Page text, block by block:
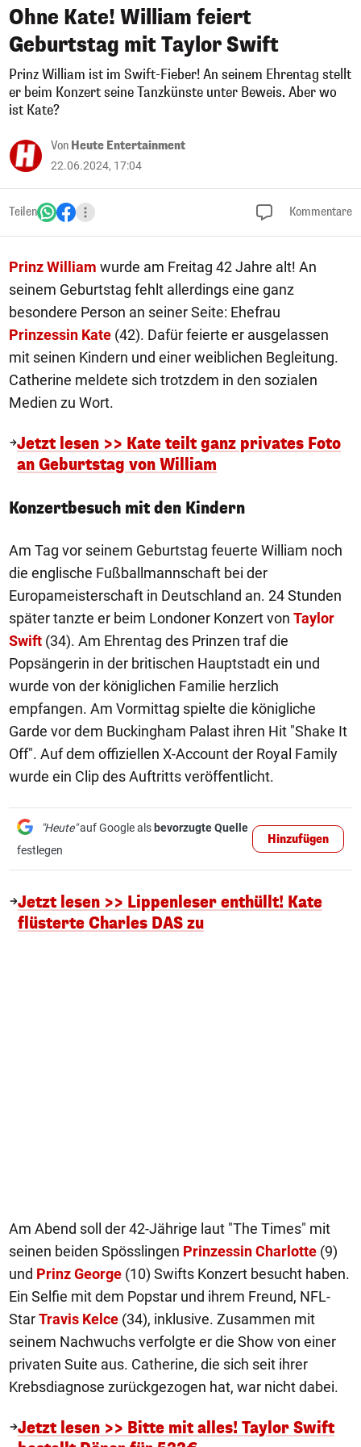
Ohne Kate! William feiert
Geburtstag mit Taylor Swift
Prinz William ist im Swift-Fieber! An seinem Ehrentag stellt
er beim Konzert seine Tanzkünste unter Beweis. Aber wo
ist Kate?
Von Heute Entertainment
22.06.2024, 17:04
Teilen Kommentare
Prinz William wurde am Freitag 42 Jahre alt! An
seinem Geburtstag fehlt allerdings eine ganz
besondere Person an seiner Seite: Ehefrau
Prinzessin Kate (42). Dafür feierte er ausgelassen
mit seinen Kindern und einer weiblichen Begleitung.
Catherine meldete sich trotzdem in den sozialen
Medien zu Wort.
Jetzt lesen >> Kate teilt ganz privates Foto
an Geburtstag von William
Konzertbesuch mit den Kindern
Am Tag vor seinem Geburtstag feuerte William noch
die englische Fußballmannschaft bei der
Europameisterschaft in Deutschland an. 24 Stunden
später tanzte er beim Londoner Konzert von Taylor
Swift (34). Am Ehrentag des Prinzen traf die
Popsängerin in der britischen Hauptstadt ein und
wurde von der königlichen Familie herzlich
empfangen. Am Vormittag spielte die königliche
Garde vor dem Buckingham Palast ihren Hit "Shake It
Off". Auf dem offiziellen X-Account der Royal Family
wurde ein Clip des Auftritts veröffentlicht.
"Heute"auf Google als bevorzugte Quelle
festlegen
Hinzufügen
Jetzt lesen >> Lippenleser enthüllt! Kate
flüsterte Charles DAS zu
Am Abend soll der 42-Jährige laut "The Times" mit
seinen beiden Spösslingen Prinzessin Charlotte (9)
und Prinz George (10) Swifts Konzert besucht haben.
Ein Selfie mit dem Popstar und ihrem Freund, NFL-
StarTravis Kelce (34), inklusive. Zusammen mit
seinem Nachwuchs verfolgte er die Show von einer
privaten Suite aus. Catherine, die sich seit ihrer
Krebsdiagnose zurückgezogen hat, war nicht dabei.
Jetzt lesen >> Bitte mit alles! Taylor Swift